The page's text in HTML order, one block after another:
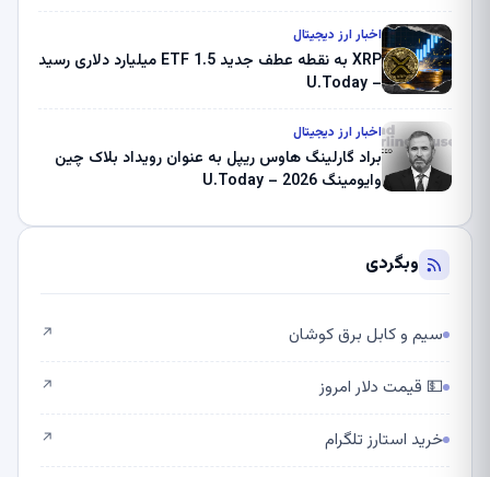
اخبار ارز دیجیتال
XRP به نقطه عطف جدید ETF 1.5 میلیارد دلاری رسید
– U.Today
اخبار ارز دیجیتال
براد گارلینگ هاوس ریپل به عنوان رویداد بلاک چین
وایومینگ 2026 – U.Today
وبگردی
سیم و کابل برق کوشان ↗
💵 قیمت دلار امروز ↗
خرید استارز تلگرام ↗